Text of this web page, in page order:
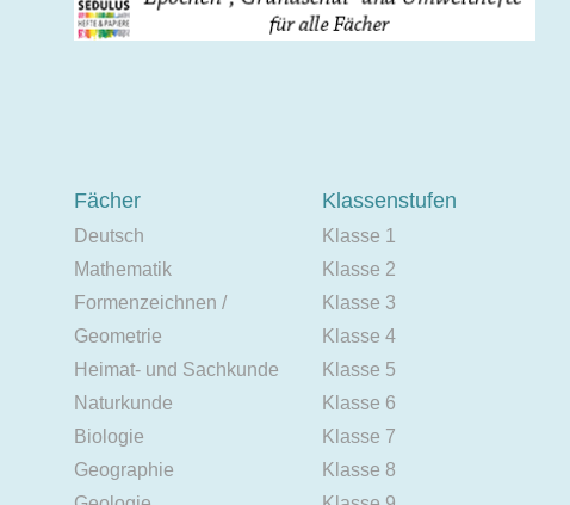
Fächer
Deutsch
Mathematik
Formenzeichnen /
Geometrie
Heimat- und Sachkunde
Naturkunde
Biologie
Geographie
Klassenstufen
Klasse 1
Klasse 2
Klasse 3
Klasse 4
Klasse 5
Klasse 6
Klasse 7
Klasse 8